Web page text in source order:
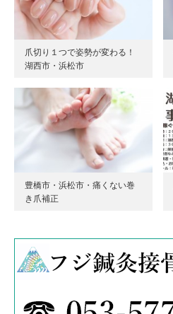
爪切り１つで姿勢が変わる！
湖西市・浜松市
豊橋市・浜松市・痛くない巻
き爪補正